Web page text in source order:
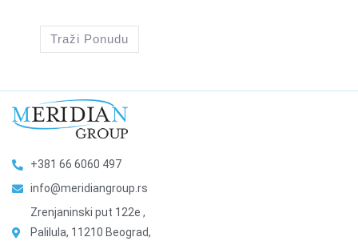
Traži Ponudu
+381 66 6060 497
info@meridiangroup.rs
Zrenjaninski put 122e ,
Palilula, 11210 Beograd,